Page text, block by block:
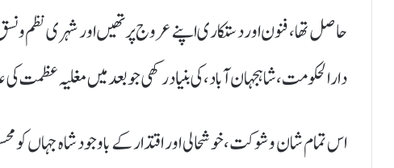
حاصل تھا، فنون اور دستکاری اپنے عروج پر تھیں اور شہری نظم و
دارالحکومت، شاہجہان آباد، کی بنیاد رکھی جو بعد میں مغلیہ عظمت
اس تمام شان و شوکت، خوشحالی اور اقتدار کے باوجود شاہ جہاں